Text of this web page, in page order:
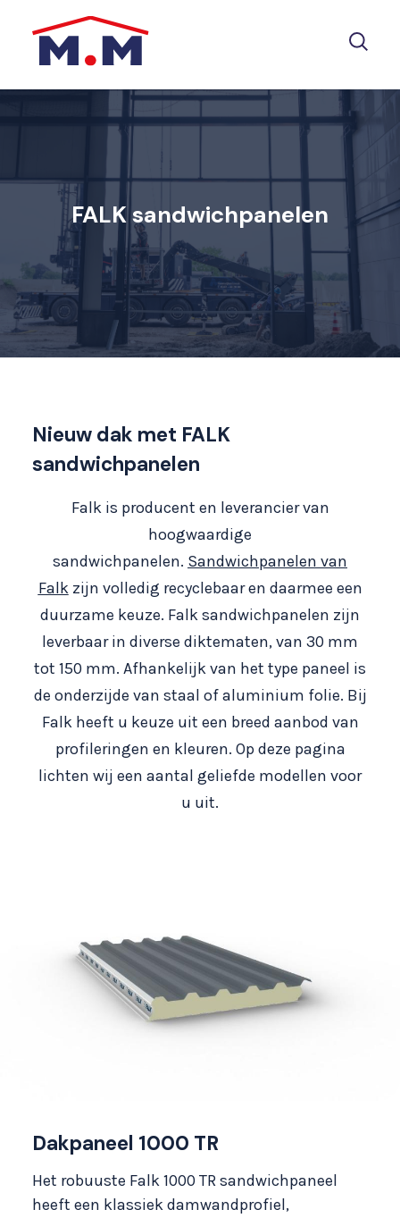
FALK sandwichpanelen
Nieuw dak met FALK
sandwichpanelen
Falk is producent en leverancier van
hoogwaardige
sandwichpanelen. Sandwichpanelen van
Falkzijn volledig recyclebaar en daarmee een
duurzame keuze. Falk sandwichpanelen zijn
leverbaar in diverse diktematen, van 30 mm
tot 150 mm. Afhankelijk van het type paneel is
de onderzijde van staal of aluminium folie. Bij
Falk heeft u keuze uit een breed aanbod van
profileringen en kleuren. Op deze pagina
lichten wij een aantal geliefde modellen voor
u uit.
Dakpaneel 1000 TR
Het robuuste Falk 1000 TR sandwichpaneel
heeft een klassiek damwandprofiel,